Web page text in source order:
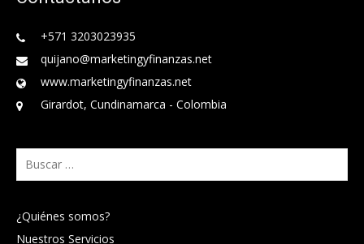
+571 3203023935
quijano@marketingyfinanzas.net
www.marketingyfinanzas.net
Girardot, Cundinamarca - Colombia
Buscar:
¿Quiénes somos?
Nuestros Servicios